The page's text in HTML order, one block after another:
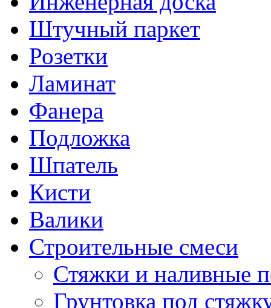
Штучный паркет
Розетки
Ламинат
Фанера
Подложка
Шпатель
Кисти
Валики
Строительные смеси
Стяжки и наливные
Грунтовка под